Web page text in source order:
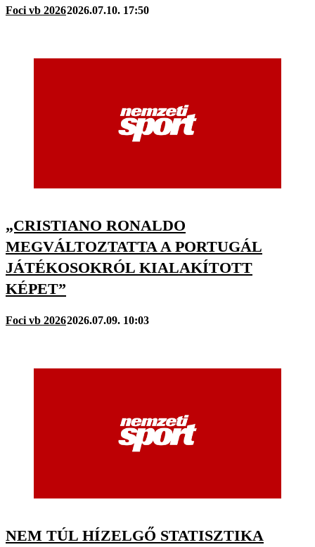
Foci vb 20262026.07.10. 17:50
„CRISTIANO RONALDO
MEGVÁLTOZTATTA A PORTUGÁL
JÁTÉKOSOKRÓL KIALAKÍTOTT
KÉPET”
Foci vb 20262026.07.09. 10:03
NEM TÚL HÍZELGŐ STATISZTIKA